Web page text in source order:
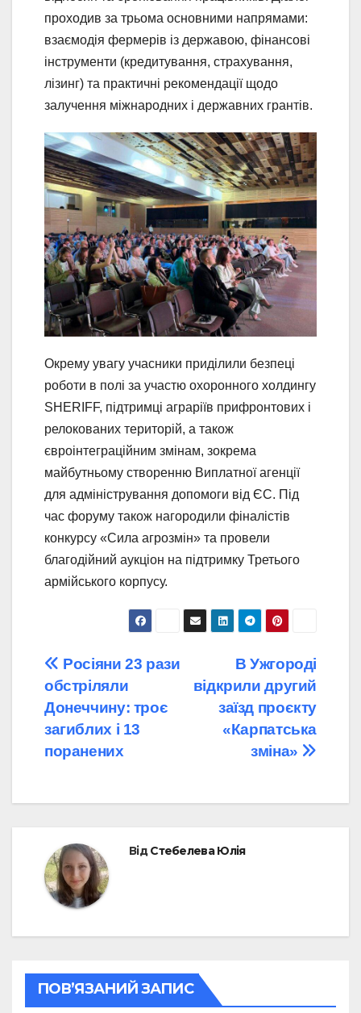
проходив за трьома основними напрямами:
взаємодія фермерів із державою, фінансові
інструменти (кредитування, страхування,
лізинг) та практичні рекомендації щодо
залучення міжнародних і державних грантів.
Окрему увагу учасники приділили безпеці
роботи в полі за участю охоронного холдингу
SHERIFF, підтримці аграріїв прифронтових і
релокованих територій, а також
євроінтеграційним змінам, зокрема
майбутньому створенню Виплатної агенції
для адміністрування допомоги від ЄС. Під
час форуму також нагородили фіналістів
конкурсу «Сила агрозмін» та провели
благодійний аукціон на підтримку Третього
армійського корпусу.
Навігація
записів
В Ужгороді
відкрили другий
заїзд проєкту
«Карпатська
зміна»
Росіяни 23 рази
обстріляли
Донеччину: троє
загиблих і 13
поранених
ВідСтебелева Юлія
ПОВ’ЯЗАНИЙ ЗАПИС